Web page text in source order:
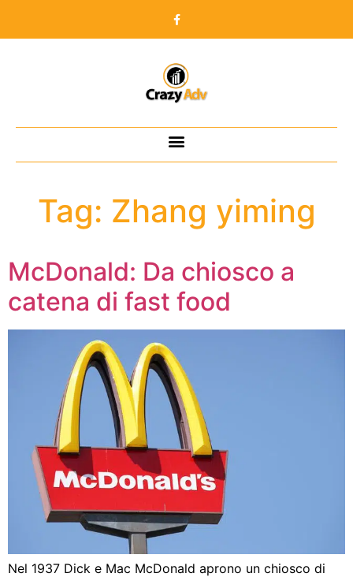
Tag: Zhang yiming
McDonald: Da chiosco a
catena di fast food
Nel 1937 Dick e Mac McDonald aprono un chiosco di